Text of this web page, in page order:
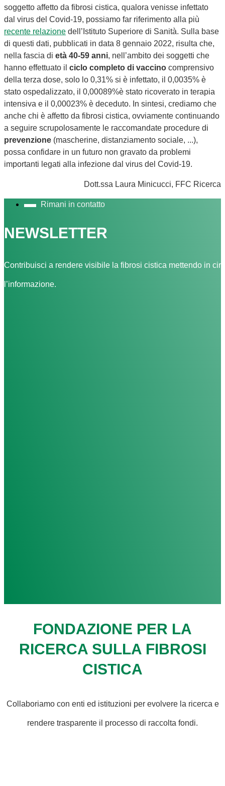
soggetto affetto da fibrosi cistica, qualora venisse infettato
dal virus del Covid-19, possiamo far riferimento alla più
recente relazione dell’Istituto Superiore di Sanità. Sulla base
di questi dati, pubblicati in data 8 gennaio 2022, risulta che,
nella fascia di età 40-59 anni, nell’ambito dei soggetti che
hanno effettuato il ciclo completo di vaccino comprensivo
della terza dose, solo lo 0,31% si è infettato, il 0,0035% è
stato ospedalizzato, il 0,00089%è stato ricoverato in terapia
intensiva e il 0,00023% è deceduto. In sintesi, crediamo che
anche chi è affetto da fibrosi cistica, ovviamente continuando
a seguire scrupolosamente le raccomandate procedure di
prevenzione (mascherine, distanziamento sociale, ...),
possa confidare in un futuro non gravato da problemi
importanti legati alla infezione dal virus del Covid-19.
Dott.ssa Laura Minicucci, FFC Ricerca
Rimani in contatto
NEWSLETTER
Contribuisci a rendere visibile la fibrosi cistica mettendo in
l’informazione.
FONDAZIONE PER LA
RICERCA SULLA FIBROSI
CISTICA
Collaboriamo con enti ed istituzioni per evolvere la ricerca e
rendere trasparente il processo di raccolta fondi.